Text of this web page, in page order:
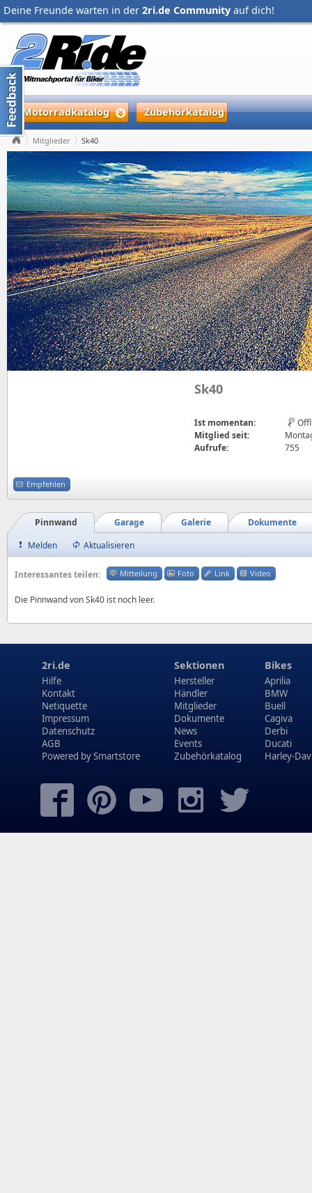
Deine Freunde warten in der 2ri.de Community auf dich!
Motorradkatalog Zubehörkatalog
Mitglieder Sk40
Sk40
Ist momentan:
Mitglied seit:
Aufrufe:
755
Empfehlen
Dokumente
Galerie
Garage
Pinnwand
Melden
Aktualisieren
Interessantes teilen: Mitteilung Foto Link Video
Die Pinnwand von Sk40 ist noch leer.
2ri.de
Hilfe
Kontakt
Netiquette
Impressum
Datenschutz
AGB
Powered bySmartstore
Sektionen
Hersteller
Händler
Mitglieder
Dokumente
News
Events
Zubehörkatalog
Bikes
Aprilia
BMW
Buell
Cagiva
Derbi
Ducati
Harley-